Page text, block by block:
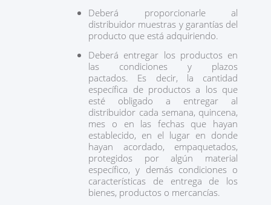
Deberá proporcionarle al
distribuidor muestras y garantías del
producto que está adquiriendo.
Deberá entregar los productos en
las condiciones y plazos
pactados. Es decir, la cantidad
específica de productos a los que
esté obligado a entregar al
distribuidor cada semana, quincena,
mes o en las fechas que hayan
establecido, en el lugar en donde
hayan acordado, empaquetados,
protegidos por algún material
específico, y demás condiciones o
características de entrega de los
bienes, productos o mercancías.